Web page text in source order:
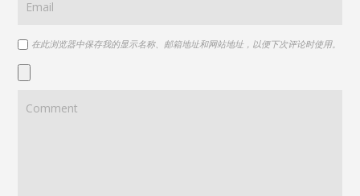
在此浏览器中保存我的显示名称、邮箱地址和网站地址，以便下次评论时使用。